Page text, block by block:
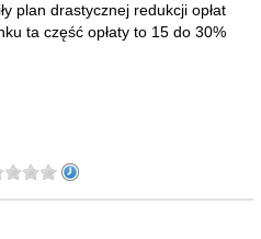
plan drastycznej redukcji opłat
ta część opłaty to 15 do 30%